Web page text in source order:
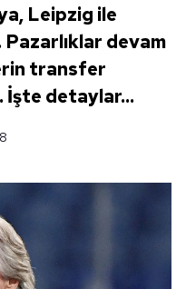
Leipzig ile
devam
transfer
İşte detaylar...